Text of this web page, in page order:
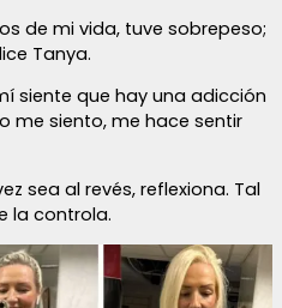
de mi vida, tuve sobrepeso;
Tanya.
siente que hay una adicción
me siento, me hace sentir
sea al revés, reflexiona. Tal
la controla.